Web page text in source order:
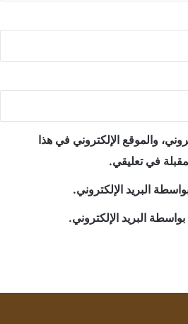
والموقع الإلكتروني في هذا
في تعليقي.
البريد الإلكتروني.
البريد الإلكتروني.